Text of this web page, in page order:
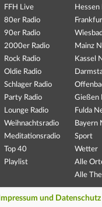
FFH Live
80er Radio
90er Radio
2000er Radio
Rock Radio
Oldie Radio
Schlager Radio
Party Radio
Lounge Radio
Weihnachtsradio
Meditationsradio
Top 40
Playlist
Hessen
Mainz
Kassel
Gießen
Fulda
Bayern
Sport
Wetter
Alle
Alle
Impressum und Datenschutz